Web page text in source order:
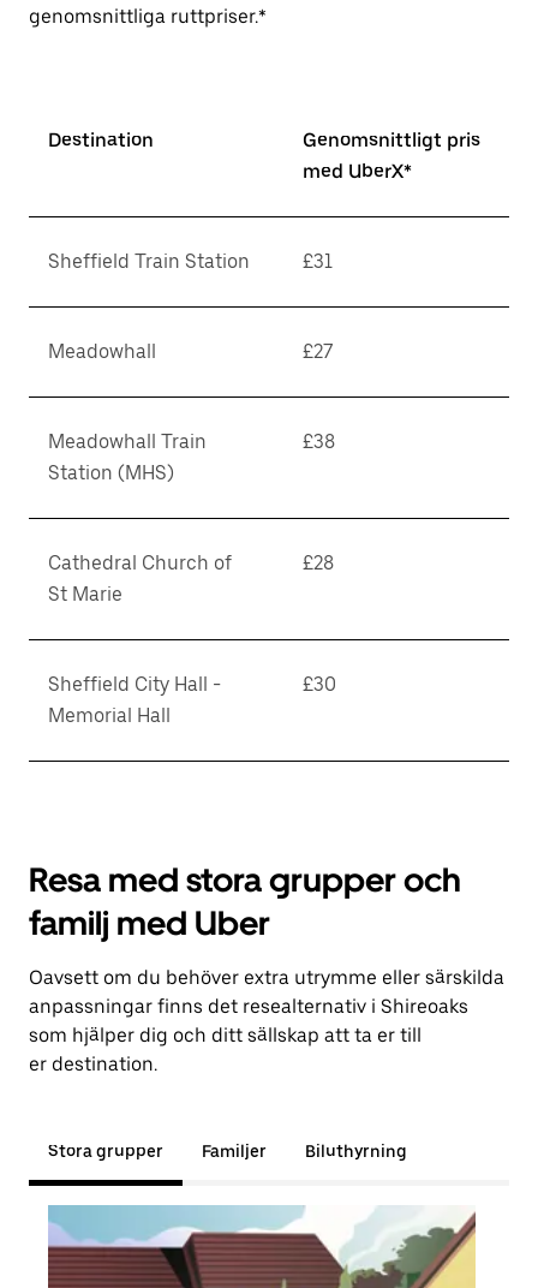
genomsnittliga ruttpriser.*
Destination
Genomsnittligt pris
med UberX*
Sheffield Train Station £31
Meadowhall £27
Meadowhall Train
Station (MHS)
£38
Cathedral Church of
St Marie
£28
Sheffield City Hall -
Memorial Hall
£30
Resa med stora grupper och
familj med Uber
Oavsett om du behöver extra utrymme eller särskilda
anpassningar finns det resealternativ i Shireoaks
som hjälper dig och ditt sällskap att ta er till
er destination.
Stora grupper Familjer Biluthyrning